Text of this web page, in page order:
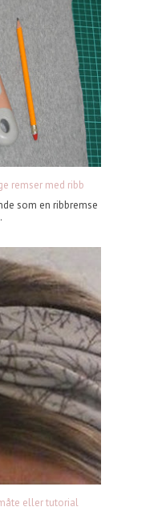
remser med ribb
som en ribbremse
eller tutorial